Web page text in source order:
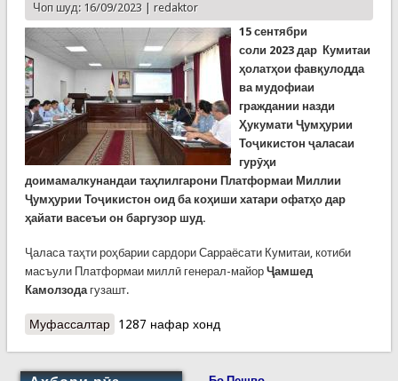
Чоп шуд: 16/09/2023 | redaktor
15 сентябри
соли 2023 дар Кумитаи
ҳолатҳои фавқулодда
ва мудофиаи
граждании назди
Ҳукумати Ҷумҳурии
Тоҷикистон ҷаласаи
гурӯҳи
доимамалкунандаи таҳлилгарони Платформаи Миллии
Ҷумҳурии Тоҷикистон оид ба коҳиши хатари офатҳо дар
ҳайати васеъи он баргузор шуд.
Ҷаласа таҳти роҳбарии сардори Сарраёсати Кумитаи, котиби
масъули Платформаи миллӣ генерал-майор Ҷамшед
Камолзодагузашт.
Муфассалтаро Баргузории ҷаласаи гурӯҳи таҳлилгарони
1287 нафар хонд